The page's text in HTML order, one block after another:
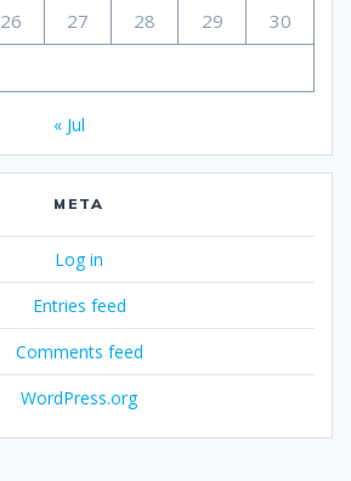
26 27 28 29
30
« Jul
META
Log in
Entries feed
Comments feed
WordPress.org